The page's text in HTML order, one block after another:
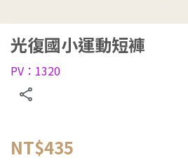
光復國小運動短褲
PV：1320
NT$435